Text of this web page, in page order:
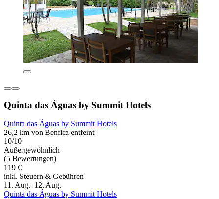
Quinta das Águas by Summit Hotels
Quinta das Águas by Summit Hotels
26,2 km von Benfica entfernt
10/10
Außergewöhnlich
(5 Bewertungen)
119 €
inkl. Steuern & Gebühren
11. Aug.–12. Aug.
Quinta das Águas by Summit Hotels